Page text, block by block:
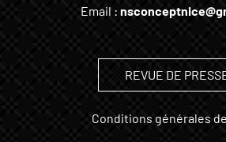
Email :
REVUE DE
Conditions générales